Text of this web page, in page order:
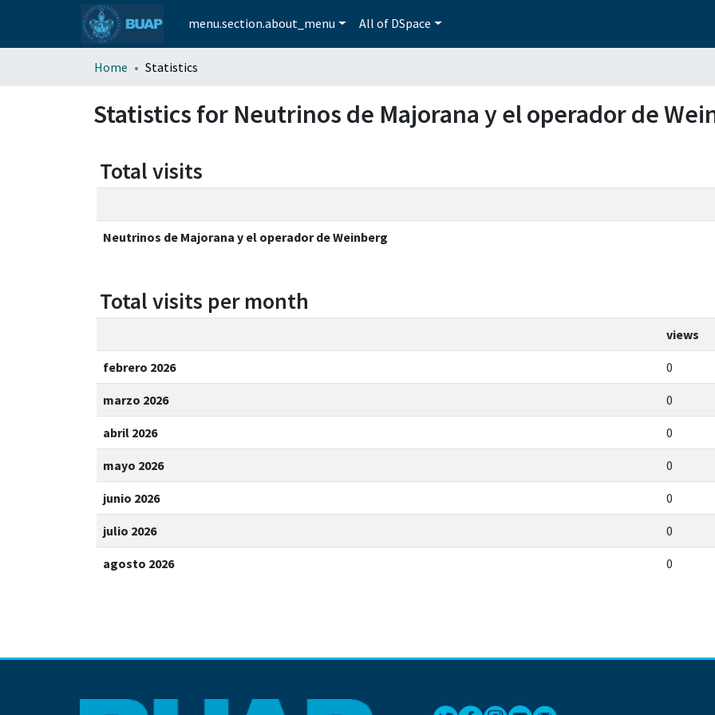
menu.section.about_menu All of DSpace
Home Statistics
Statistics for Neutrinos de Majorana y el operador de
Total visits
Neutrinos de Majorana y el operador de Weinberg
Total visits per month
views
febrero 2026 0
marzo 2026 0
abril 2026 0
mayo 2026 0
junio 2026 0
julio 2026 0
agosto 2026 0